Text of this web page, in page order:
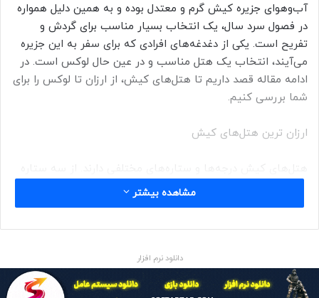
آب‌وهوای جزیره کیش گرم و معتدل بوده و به همین دلیل همواره
در فصول سرد سال، یک انتخاب بسیار مناسب برای گردش و
تفریح است. یکی از دغدغه‌های افرادی که برای سفر به این جزیره
می‌آیند، انتخاب یک هتل مناسب و در عین حال لوکس است. در
ادامه مقاله قصد داریم تا هتل‌های کیش، از ارزان تا لوکس را برای
شما بررسی کنیم.
ارزان ترین هتل‌های کیش
گرفته تا پنج ستاره که هر کدام امکانات و خدمات ویژه‌ای دارند.
بهتر است که ابتدا به سراغ هتل‌های ارزان قیمت در عین حال با
هتل گامبرون کیش
مشاهده بیشتر
دانلود نرم افزار